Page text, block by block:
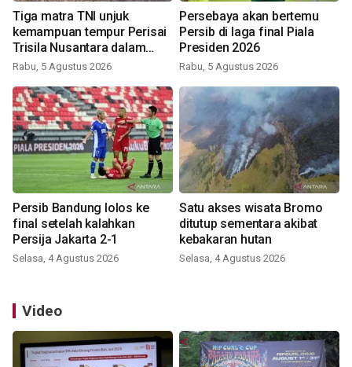
Tiga matra TNI unjuk
kemampuan tempur Perisai
Trisila Nusantara dalam
latihan di Kepri
Rabu, 5 Agustus 2026
Persebaya akan bertemu
Persib di laga final Piala
Presiden 2026
Rabu, 5 Agustus 2026
Persib Bandung lolos ke
final setelah kalahkan
Persija Jakarta 2-1
Selasa, 4 Agustus 2026
Satu akses wisata Bromo
ditutup sementara akibat
kebakaran hutan
Selasa, 4 Agustus 2026
Video